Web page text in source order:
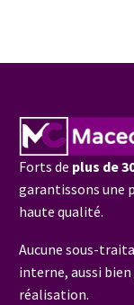
Forts de plus de
garantissons une
haute qualité.
Aucune sous-
interne, aussi
réalisation.